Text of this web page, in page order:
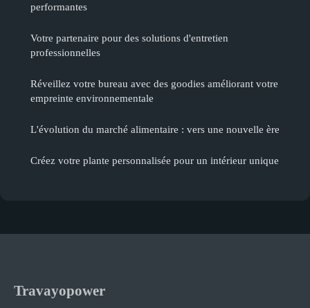
performantes
Votre partenaire pour des solutions d'entretien
professionnelles
Réveillez votre bureau avec des goodies améliorant votre
empreinte environnementale
L'évolution du marché alimentaire : vers une nouvelle ère
Créez votre plante personnalisée pour un intérieur unique
Travayopower